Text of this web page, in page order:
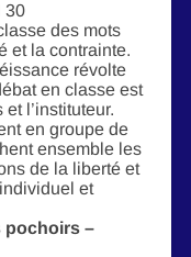
30
des mots
et la contrainte.
révolte
en classe est
l’instituteur.
en groupe de
ensemble les
de la liberté et
et
pochoirs –